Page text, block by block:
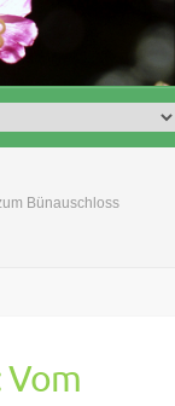
Bünauschloss